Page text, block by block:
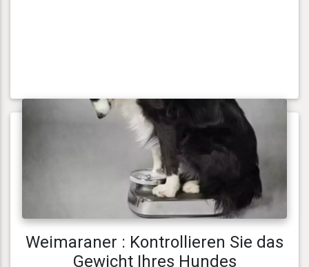
Weimaraner : Kontrollieren Sie das
Gewicht Ihres Hundes